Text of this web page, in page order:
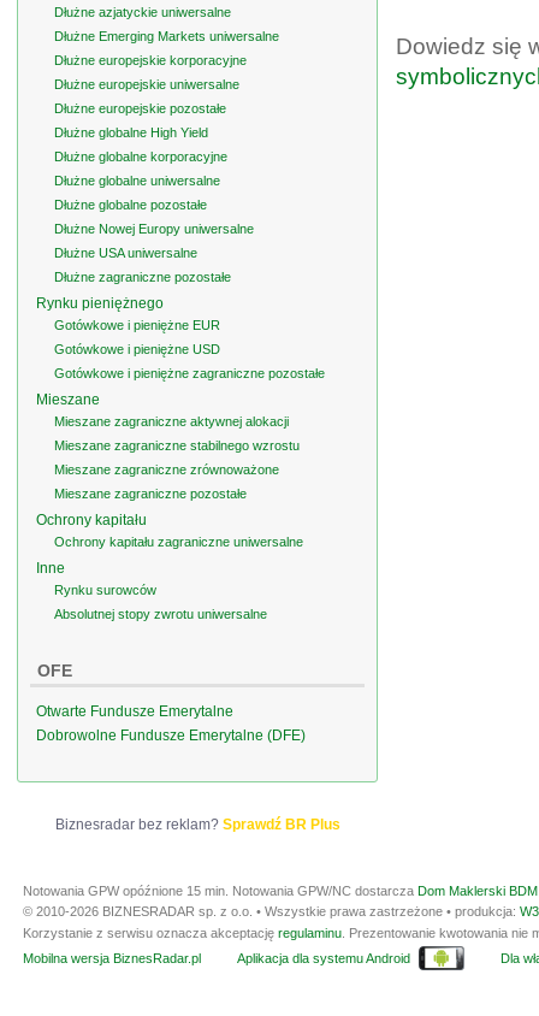
Dowiedz się
Dłużne azjatyckie uniwersalne
Dłużne Emerging Markets uniwersalne
Dłużne europejskie korporacyjne
Dłużne europejskie uniwersalne
Dłużne europejskie pozostałe
Dłużne globalne High Yield
Dłużne globalne korporacyjne
Dłużne globalne uniwersalne
Dłużne globalne pozostałe
Dłużne Nowej Europy uniwersalne
Dłużne USA uniwersalne
Dłużne zagraniczne pozostałe
Rynku pieniężnego
Gotówkowe i pieniężne EUR
Gotówkowe i pieniężne USD
Gotówkowe i pieniężne zagraniczne pozostałe
Mieszane
Mieszane zagraniczne aktywnej alokacji
Mieszane zagraniczne stabilnego wzrostu
Mieszane zagraniczne zrównoważone
Mieszane zagraniczne pozostałe
Ochrony kapitału
Ochrony kapitału zagraniczne uniwersalne
Inne
Rynku surowców
Absolutnej stopy zwrotu uniwersalne
OFE
Otwarte Fundusze Emerytalne
Dobrowolne Fundusze Emerytalne (DFE)
Biznesradar bez reklam? Sprawdź BR Plus
Notowania GPW opóźnione 15 min. Notowania GPW/NC dostarcza Dom Maklerski
© 2010-2026 BIZNESRADAR sp. z o.o. • Wszystkie prawa zastrzeżone • produkcja:
Korzystanie z serwisu oznacza akceptację regulaminu . Prezentowanie kwotowania
Mobilna wersja BiznesRadar.pl
Aplikacja dla systemu Android Dla